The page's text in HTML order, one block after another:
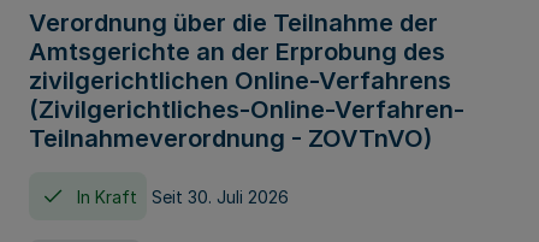
Verordnung über die Teilnahme der
Amtsgerichte an der Erprobung des
zivilgerichtlichen Online-Verfahrens
(Zivilgerichtliches-Online-Verfahren-
Teilnahmeverordnung - ZOVTnVO)
In Kraft Seit 30. Juli 2026